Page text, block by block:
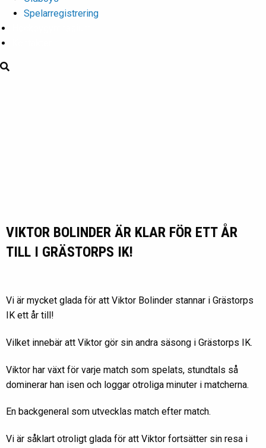
Spelarregistrering
VIKTOR BOLINDER ÄR KLAR FÖR ETT ÅR
TILL I GRÄSTORPS IK!
Vi är mycket glada för att Viktor Bolinder stannar i Grästorps
IK ett år till!
Vilket innebär att Viktor gör sin andra säsong i Grästorps IK.
Viktor har växt för varje match som spelats, stundtals så
dominerar han isen och loggar otroliga minuter i matcherna.
En backgeneral som utvecklas match efter match.
Vi är såklart otroligt glada för att Viktor fortsätter sin resa i